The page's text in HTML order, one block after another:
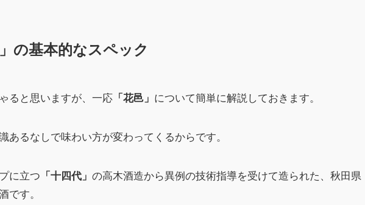
の基本的なスペック
ると思いますが、一応 「花邑」 について簡単に解説しておきます。
あるなしで味わい方が変わってくるからです。
に立つ 「十四代」 の高木酒造から異例の技術指導を受けて造られた、秋田県
です。